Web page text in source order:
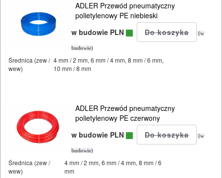
WARSZTATOWE
RĘCZNE
NARZĘDZIA
HYDRAULICZNE
NARZĘDZIA
INSTALACYJNE,
PALNIKI
ADLER Przewód pneumatyczny
polietylenowy PE niebieski
w budowie PLN
(w
budowie)
Średnica (zew /
wew)
4 mm / 2 mm, 6 mm / 4 mm, 8 mm / 6 mm,
10 mm / 8 mm
ADLER Przewód pneumatyczny
polietylenowy PE czerwony
w budowie PLN
(w
budowie)
Średnica (zew /
wew)
4 mm / 2 mm, 6 mm / 4 mm, 8 mm / 6
mm